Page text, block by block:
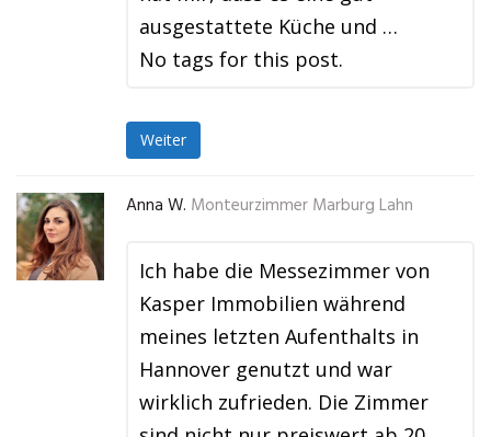
ausgestattete Küche und …
No tags for this post.
Weiter
Anna W. Monteurzimmer Marburg Lahn
Ich habe die Messezimmer von
Kasper Immobilien während
meines letzten Aufenthalts in
Hannover genutzt und war
wirklich zufrieden. Die Zimmer